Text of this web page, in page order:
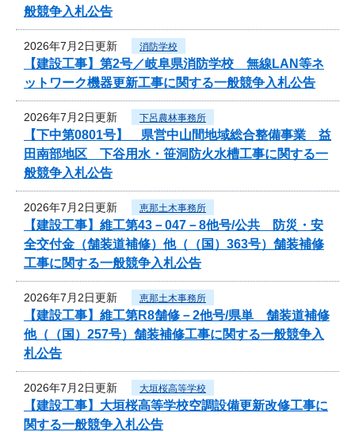
般競争入札公告
2026年7月2日更新 消防学校
【建設工事】第2号／岐阜県消防学校 無線LAN等ネ
ットワーク機器更新工事に関する一般競争入札公告
2026年7月2日更新 下呂農林事務所
【下中第0801号】 県営中山間地域総合整備事業 益
田南部地区 下谷用水・笹洞防火水槽工事に関する一
般競争入札公告
2026年7月2日更新 恵那土木事務所
【建設工事】維工第43－047－8他号/公共 防災・安
全交付金（舗装道補修）他（（国）363号）舗装補修
工事に関する一般競争入札公告
2026年7月2日更新 恵那土木事務所
【建設工事】維工第R8舗修－2他号/県単 舗装道補修
他（（国）257号）舗装補修工事に関する一般競争入
札公告
2026年7月2日更新 大垣桜高等学校
【建設工事】大垣桜高等学校空調設備更新改修工事に
関する一般競争入札公告